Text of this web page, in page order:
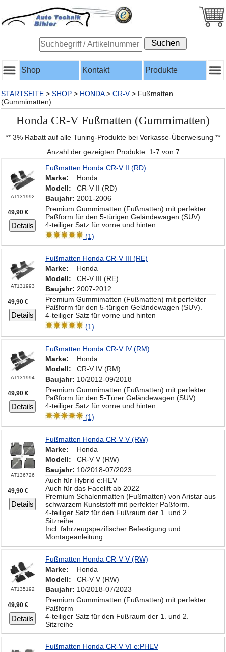
Shop Kontakt Produkte
STARTSEITE > SHOP > HONDA > CR-V > Fußmatten
(Gummimatten)
Honda CR-V Fußmatten (Gummimatten)
** 3% Rabatt auf alle Tuning-Produkte bei Vorkasse-Überweisung **
Anzahl der gezeigten Produkte: 1-7 von 7
AT131992
49,90 €
Details
Fußmatten Honda CR-V II (RD)
Marke:
Honda
Modell:
CR-V II (RD)
Baujahr: 2001-2006
Premium Gummimatten (Fußmatten) mit perfekter
Paßform für den 5-türigen Geländewagen (SUV).
4-teiliger Satz für vorne und hinten
(1)
AT131993
49,90 €
Details
Fußmatten Honda CR-V III (RE)
Marke:
Honda
Modell:
CR-V III (RE)
Baujahr: 2007-2012
Premium Gummimatten (Fußmatten) mit perfekter
Paßform für den 5-türigen Geländewagen (SUV).
4-teiliger Satz für vorne und hinten
(1)
AT131994
49,90 €
Details
Fußmatten Honda CR-V IV (RM)
Marke:
Honda
Modell:
CR-V IV (RM)
Baujahr: 10/2012-09/2018
Premium Gummimatten (Fußmatten) mit perfekter
Paßform für den 5-Türer Geländewagen (SUV).
4-teiliger Satz für vorne und hinten
(1)
AT136726
49,90 €
Details
Fußmatten Honda CR-V V (RW)
Marke:
Honda
Modell:
CR-V V (RW)
Baujahr: 10/2018-07/2023
Auch für Hybrid e:HEV
Auch für das Facelift ab 2022
Premium Schalenmatten (Fußmatten) von Aristar aus
schwarzem Kunststoff mit perfekter Paßform.
4-teiliger Satz für den Fußraum der 1. und 2.
Sitzreihe.
Incl. fahrzeugspezifischer Befestigung und
Montageanleitung.
AT135192
49,90 €
Details
Fußmatten Honda CR-V V (RW)
Marke:
Honda
Modell:
CR-V V (RW)
Baujahr: 10/2018-07/2023
Premium Gummimatten (Fußmatten) mit perfekter
Paßform
4-teiliger Satz für den Fußraum der 1. und 2.
Sitzreihe
Fußmatten Honda CR-V VI e:PHEV